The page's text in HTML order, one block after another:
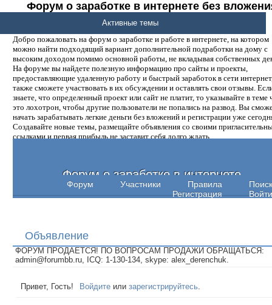
Форум о заработке в интернете без
денег.
Добро пожаловать на форум о заработке и работе в интернете, на котором
можно найти подходящий вариант дополнительной подработки на дому с
высоким доходом помимо основной работы, не вкладывая собственных
На форуме вы найдете полезную информацию про сайты и проекты,
предоставляющие удаленную работу и быстрый заработок в сети
также сможете участвовать в их обсуждении и оставлять свои отзывы.
знаете, что определенный проект или сайт не платит, то указывайте в теме
это лохотрон, чтобы другие пользователи не попались на развод. Вы
начать зарабатывать легкие деньги без вложений и регистрации уже
Создавайте новые темы, размещайте объявления со своими
ссылками и первая прибыль не заставит себя долго ждать.
Форум о заработке в интернете
Форум Участники Правила
Поиск
Регистрация
Войти
Активные темы
Объявление
ФОРУМ ПРОДАЕТСЯ! ПО ВОПРОСАМ ПРОДАЖИ ОБРАЩАТЬСЯ:
admin@forumbb.ru, ICQ: 1-130-134, skype: alex_derenchuk.
Привет, Гость! Войдите илизарегистрируйтесь